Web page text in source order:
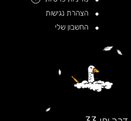
הצהרת נגישות
החשבון שלי